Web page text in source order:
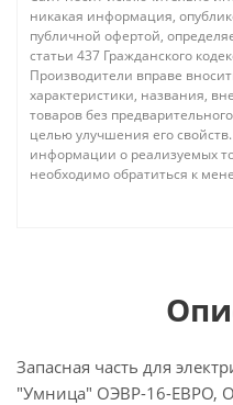
никакая информация,
публичной офертой,
статьи 437 Гражданского
Производители вправе
характеристики, названия,
товаров без
целью улучшения его
информации о реализуемых
необходимо обратиться к
Запасная часть для
"Умница" ОЭВР-16-ЕВРО,